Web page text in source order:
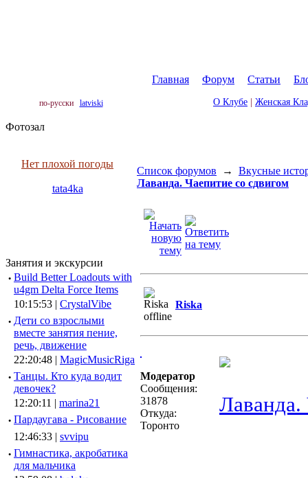
Главная Форум Статьи
по-русски latviski О Клубе Женская
Фотозал
Нет плохой погоды
tata4ka
Занятия и экскурсии
· Build Better Loadouts with
u4gm Delta Force Items
10:15:53 | CrystalVibe
· Дети со взрослыми
вместе занятия пение,
речь, движение
22:20:48 | MagicMusicRiga
· Танцы. Кто куда водит
девочек?
12:20:11 | marina21
· Пардаугава - Рисование
12:46:33 | svvipu
· Гимнастика, акробатика
для мальчика
Список форумов → Вкусные
Лаванда. Чаепитие со сдвигом
Riska
Модератор
Сообщения:
31878
Откуда:
Торонто
Лаванда.